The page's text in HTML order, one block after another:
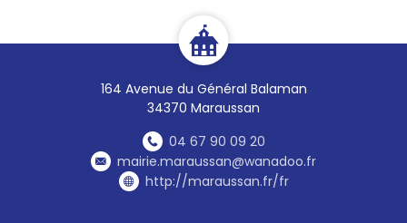
164 Avenue du Général Balaman
34370 Maraussan
04 67 90 09 20
mairie.maraussan@wanadoo.fr
http://maraussan.fr/fr